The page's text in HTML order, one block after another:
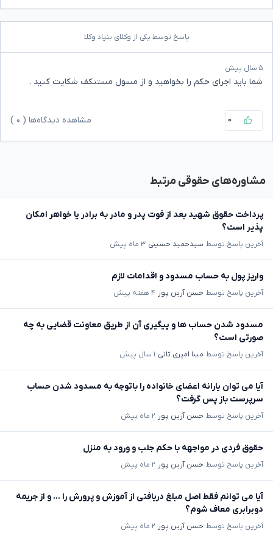
پاسخ توسط یکی از وکلای بنیاد وکلا
۵ سال پیش
شما باید اجرای حکم را بخواهید و از مسول مستنکف شکایت کنید .
۰ مشاهده دیدگاه‌ها ( ۰
مشاوره‌های حقوقی مرتبط
پرداخت حقوق شهید بعد از فوت پدر و مادر به برادر یا خواهر امکان
پذیر است؟
آخرین پاسخ توسط سیدحمید حسینی ۳ ماه پیش
واریز پول به حساب مسدود و اقدامات لازم
آخرین پاسخ توسط حسن آرین پور ۴ هفته پیش
مسدود شدن حساب ها و پیگیری آن از طریق معاونت قضایی به چه
صورتی است؟
آخرین پاسخ توسط مینا امیری ثانی ۱ سال پیش
آیا می توان یارانه اعضای خانواده را باتوجه به مسدود شدن حساب
سرپرست باز پس گرفت؟
آخرین پاسخ توسط حسن آرین پور ۲ ماه پیش
حقوق فردی در مواجهه با حکم جلب و ورود به منزل
آخرین پاسخ توسط حسن آرین پور ۲ ماه پیش
آیا می توانم فقط اصل مبلغ دریافتی از آموزش و پرورش را ... و از جریمه
دوبرابری معاف شوم؟
آخرین پاسخ توسط حسن آرین پور ۲ ماه پیش